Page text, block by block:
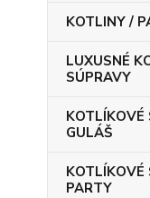
KOTLINY /
LUXUSNÉ
SÚPRAVY
KOTLÍKOVÉ
GULÁŠ
KOTLÍKOVÉ
PARTY